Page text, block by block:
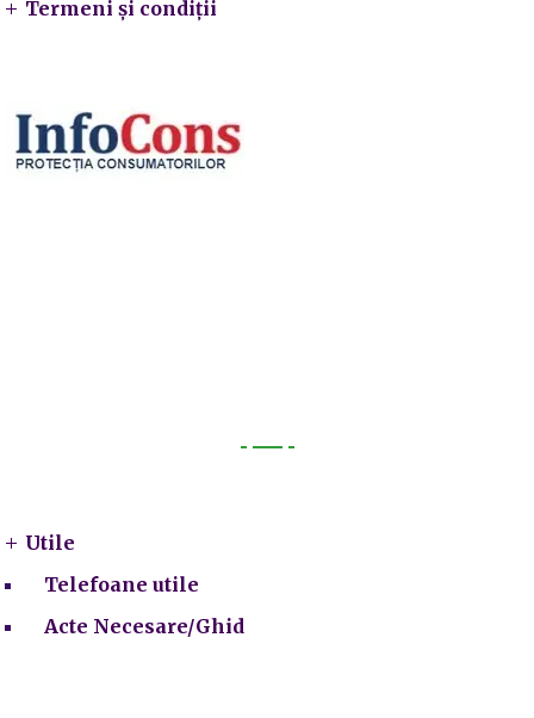
Termeni și condiții
Utile
Telefoane utile
Acte Necesare/Ghid